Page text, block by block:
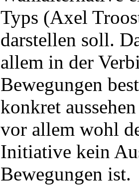
Typs (Axel
darstellen soll.
allem in der
Bewegungen
konkret
vor allem wohl
Initiative kein
Bewegungen ist.